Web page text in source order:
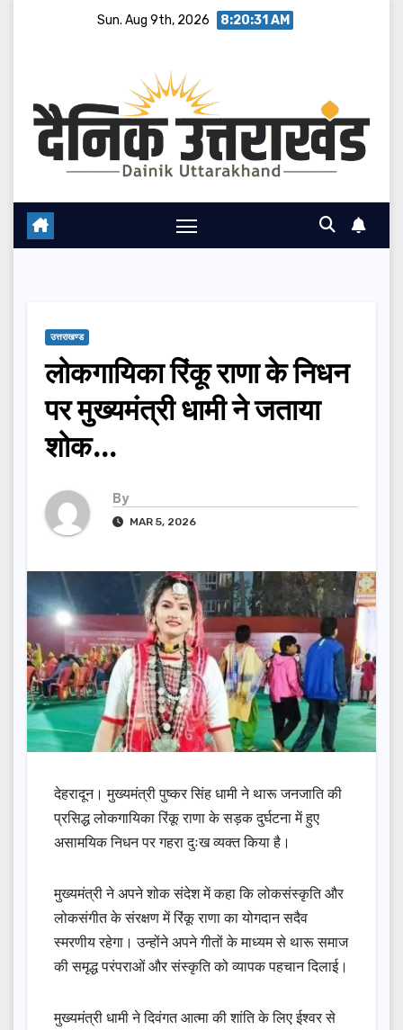
Sun. Aug 9th, 2026 8:20:32 AM
उत्तराखण्ड
लोकगायिका रिंकू राणा के निधन
पर मुख्यमंत्री धामी ने जताया
शोक…
By
MAR 5, 2026
देहरादून। मुख्यमंत्री पुष्कर सिंह धामी ने थारू जनजाति की
प्रसिद्ध लोकगायिका रिंकू राणा के सड़क दुर्घटना में हुए
असामयिक निधन पर गहरा दुःख व्यक्त किया है।
मुख्यमंत्री ने अपने शोक संदेश में कहा कि लोकसंस्कृति और
लोकसंगीत के संरक्षण में रिंकू राणा का योगदान सदैव
स्मरणीय रहेगा। उन्होंने अपने गीतों के माध्यम से थारू समाज
की समृद्ध परंपराओं और संस्कृति को व्यापक पहचान दिलाई।
मुख्यमंत्री धामी ने दिवंगत आत्मा की शांति के लिए ईश्वर से